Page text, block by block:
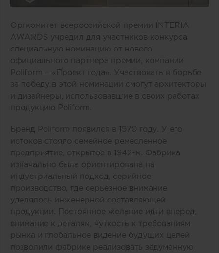
Оргкомитет всероссийской премии INTERIA
AWARDS учредил для участников конкурса
специальную номинацию от нового
официального партнера премии, компании
Poliform – «Проект года». Участвовать в борьбе
за победу в этой номинации смогут архитекторы
и дизайнеры, использовавшие в своих работах
продукцию Poliform.
Бренд Poliform появился в 1970 году. У его
истоков стояло семейное ремесленное
предприятие, открытое в 1942-м. Фабрика
изначально была ориентирована на
индустриальный подход, серийное
производство, где серьезное внимание
уделялось инженерной составляющей
продукции. Постоянное желание идти вперед,
внимание к деталям, чуткость к требованиям
рынка и глобальное видение будущих целей
позволили фабрике реализовать задуманную